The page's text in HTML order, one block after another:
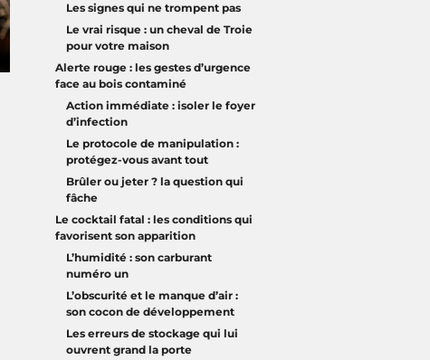
Les signes qui ne trompent pas
Le vrai risque : un cheval de Troie
pour votre maison
Alerte rouge : les gestes d’urgence
face au bois contaminé
Action immédiate : isoler le foyer
d’infection
Le protocole de manipulation :
protégez-vous avant tout
Brûler ou jeter ? la question qui
fâche
Le cocktail fatal : les conditions qui
favorisent son apparition
L’humidité : son carburant
numéro un
L’obscurité et le manque d’air :
son cocon de développement
Les erreurs de stockage qui lui
ouvrent grand la porte